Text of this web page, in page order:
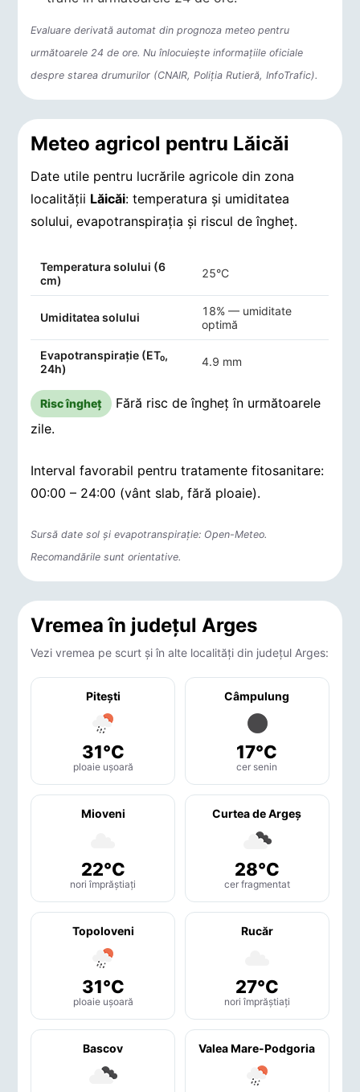
Evaluare derivată automat din prognoza meteo pentru
următoarele 24 de ore. Nu înlocuiește informațiile oficiale
despre starea drumurilor (CNAIR, Poliția Rutieră, InfoTrafic).
Meteo agricol pentru Lăicăi
Date utile pentru lucrările agricole din zona
localității Lăicăi: temperatura și umiditatea
solului, evapotranspirația și riscul de îngheț.
Temperatura solului (6
cm)
25°C
Umiditatea solului
18% — umiditate
optimă
Evapotranspirație (ET₀,
24h)
4.9 mm
Risc îngheț
Fără risc de îngheț în următoarele
zile.
Interval favorabil pentru tratamente fitosanitare:
00:00 – 24:00 (vânt slab, fără ploaie).
Sursă date sol și evapotranspirație: Open-Meteo.
Recomandările sunt orientative.
Vremea în județul Arges
Vezi vremea pe scurt și în alte localități din județul Arges:
Piteşti
31°C
ploaie ușoară
Câmpulung
17°C
cer senin
Mioveni
22°C
nori împrăștiați
Curtea de Argeş
28°C
cer fragmentat
Topoloveni
31°C
ploaie ușoară
Rucăr
27°C
nori împrăștiați
Bascov Valea Mare-Podgoria